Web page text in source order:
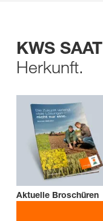
KWS SAAT
Herkunft.
Aktuelle Broschüren